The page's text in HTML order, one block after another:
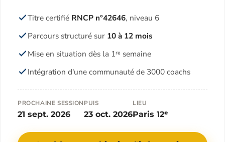
Titre certifié RNCP n°42646, niveau 6
Parcours structuré sur 10 à 12 mois
Mise en situation dès la 1ʳᵉ semaine
Intégration d'une communauté de 3000 coachs
PROCHAINE SESSION
21 sept. 2026
PUIS
23 oct. 2026
LIEU
Paris 12ᵉ